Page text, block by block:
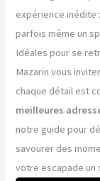
expérience inédite
parfois même un
Idéales pour se
Mazarin vous
chaque détail est
meilleures
notre guide pour
savourer des
votre escapade un